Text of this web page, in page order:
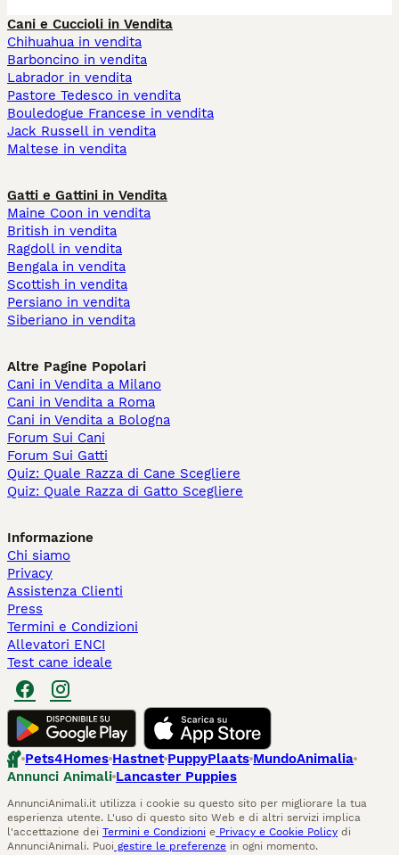
Cani e Cuccioli in Vendita
Chihuahua in vendita
Barboncino in vendita
Labrador in vendita
Pastore Tedesco in vendita
Bouledogue Francese in vendita
Jack Russell in vendita
Maltese in vendita
Gatti e Gattini in Vendita
Maine Coon in vendita
British in vendita
Ragdoll in vendita
Bengala in vendita
Scottish in vendita
Persiano in vendita
Siberiano in vendita
Altre Pagine Popolari
Cani in Vendita a Milano
Cani in Vendita a Roma
Cani in Vendita a Bologna
Forum Sui Cani
Forum Sui Gatti
Quiz: Quale Razza di Cane Scegliere
Quiz: Quale Razza di Gatto Scegliere
Informazione
Chi siamo
Privacy
Assistenza Clienti
Press
Termini e Condizioni
Allevatori ENCI
Test cane ideale
Pets4Homes Hastnet PuppyPlaats MundoAnimalia
Annunci Animali Lancaster Puppies
AnnunciAnimali.it utilizza i cookie su questo sito per migliorare la tua
esperienza utente. L'uso di questo sito Web e di altri servizi implica
l'accettazione dei Termini e Condizioni e Privacy e Cookie Policy di
AnnunciAnimali. Puoi gestire le preferenze in ogni momento.